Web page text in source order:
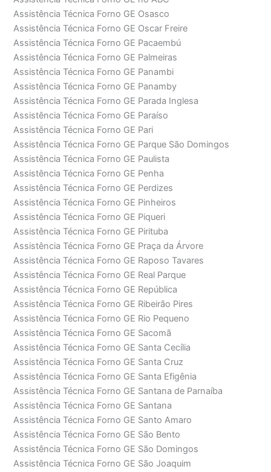
Assistência Técnica Forno GE Osasco
Assistência Técnica Forno GE Oscar Freire
Assistência Técnica Forno GE Pacaembú
Assistência Técnica Forno GE Palmeiras
Assistência Técnica Forno GE Panambi
Assistência Técnica Forno GE Panamby
Assistência Técnica Forno GE Parada Inglesa
Assistência Técnica Forno GE Paraíso
Assistência Técnica Forno GE Pari
Assistência Técnica Forno GE Parque São Domingos
Assistência Técnica Forno GE Paulista
Assistência Técnica Forno GE Penha
Assistência Técnica Forno GE Perdizes
Assistência Técnica Forno GE Pinheiros
Assistência Técnica Forno GE Piqueri
Assistência Técnica Forno GE Pirituba
Assistência Técnica Forno GE Praça da Árvore
Assistência Técnica Forno GE Raposo Tavares
Assistência Técnica Forno GE Real Parque
Assistência Técnica Forno GE República
Assistência Técnica Forno GE Ribeirão Pires
Assistência Técnica Forno GE Rio Pequeno
Assistência Técnica Forno GE Sacomã
Assistência Técnica Forno GE Santa Cecília
Assistência Técnica Forno GE Santa Cruz
Assistência Técnica Forno GE Santa Efigênia
Assistência Técnica Forno GE Santana de Parnaíba
Assistência Técnica Forno GE Santana
Assistência Técnica Forno GE Santo Amaro
Assistência Técnica Forno GE São Bento
Assistência Técnica Forno GE São Domingos
Assistência Técnica Forno GE São Joaquim